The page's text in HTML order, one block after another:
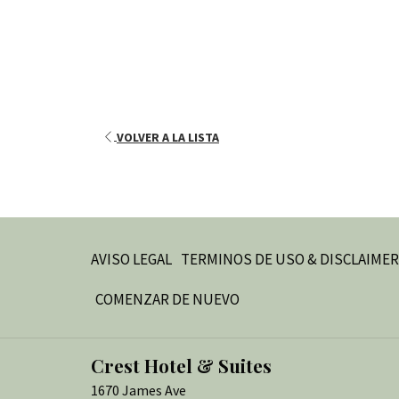
VOLVER A LA LISTA
AVISO LEGAL TERMINOS DE USO & DISCLAIMER
COMENZAR DE NUEVO
Crest Hotel & Suites
1670 James Ave